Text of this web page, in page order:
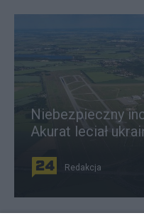
Niebezpieczny
Akurat leciał
Redakcja